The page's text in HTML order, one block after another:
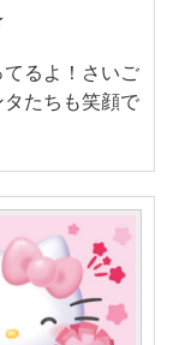
るよ！さいご
たちも笑顔で